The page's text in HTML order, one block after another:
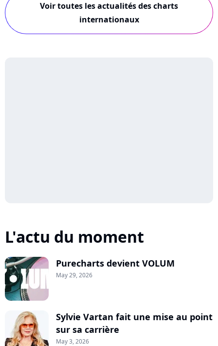
Voir toutes les actualités des charts
internationaux
L'actu du moment
Purecharts devient VOLUM
May 29, 2026
Sylvie Vartan fait une mise au point
sur sa carrière
May 3, 2026